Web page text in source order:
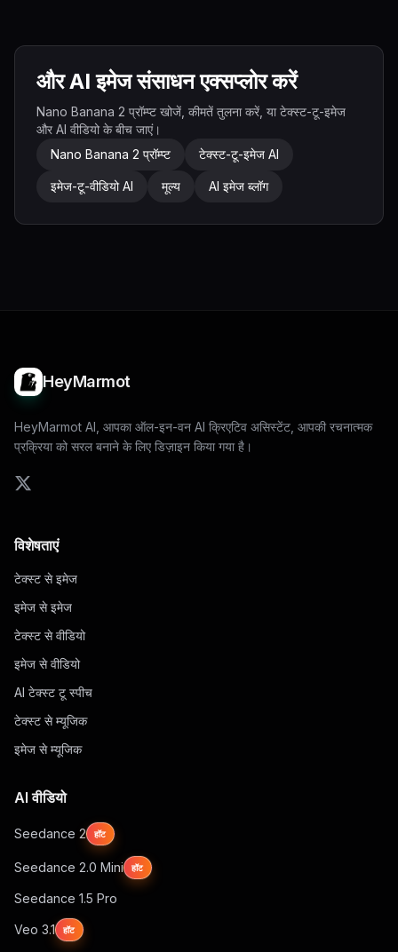
और AI इमेज संसाधन एक्सप्लोर करें
Nano Banana 2 प्रॉम्प्ट खोजें, कीमतें तुलना करें, या टेक्स्ट-टू-इमेज
और AI वीडियो के बीच जाएं।
Nano Banana 2 प्रॉम्प्ट
टेक्स्ट-टू-इमेज AI
इमेज-टू-वीडियो AI मूल्य AI इमेज ब्लॉग
HeyMarmot
HeyMarmot AI, आपका ऑल-इन-वन AI क्रिएटिव असिस्टेंट, आपकी रचनात्मक
प्रक्रिया को सरल बनाने के लिए डिज़ाइन किया गया है।
विशेषताएं
टेक्स्ट से इमेज
इमेज से इमेज
टेक्स्ट से वीडियो
इमेज से वीडियो
AI टेक्स्ट टू स्पीच
टेक्स्ट से म्यूजिक
इमेज से म्यूजिक
AI वीडियो
Seedance 2 हॉट
Seedance 2.0 Mini हॉट
Seedance 1.5 Pro
Veo 3.1 हॉट